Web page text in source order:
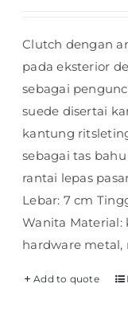
Clutch dengan
pada eksterior
sebagai
suede disertai
kantung
sebagai tas
rantai lepas
Lebar: 7 cm
Wanita Material:
hardware metal,
Add to quote